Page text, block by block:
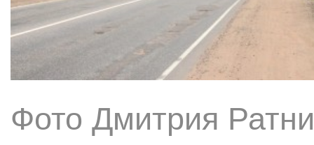
Фото Дмитрия